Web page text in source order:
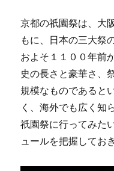
京都の祇園祭は、大
もに、日本の三大祭
およそ１１００年前
史の長さと豪華さ、
規模なものであると
く、海外でも広く知
祇園祭に行ってみた
ュールを把握してお